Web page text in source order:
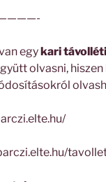
egy kari
olvasni,